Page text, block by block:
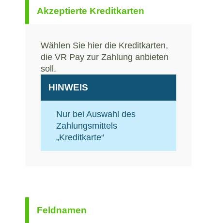
Akzeptierte Kreditkarten
Wählen Sie hier die Kreditkarten,
die VR Pay zur Zahlung anbieten
soll.
HINWEIS
Nur bei Auswahl des
Zahlungsmittels
„Kreditkarte“
Feldnamen